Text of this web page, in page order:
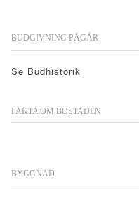
BUDGIVNING PÅGÅR
Se Budhistorik
FAKTA OM BOSTADEN
BYGGNAD